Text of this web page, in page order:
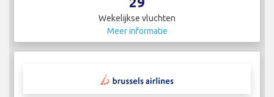
Wekelijkse vluchten
Meer informatie